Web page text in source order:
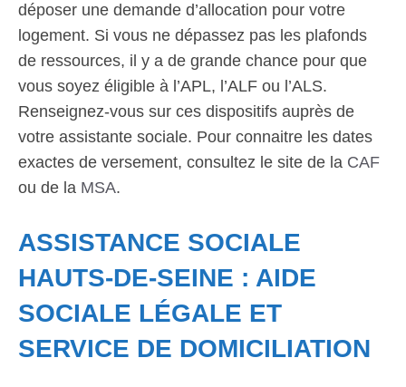
déposer une demande d’allocation pour votre
logement. Si vous ne dépassez pas les plafonds
de ressources, il y a de grande chance pour que
vous soyez éligible à l’APL, l’ALF ou l’ALS.
Renseignez-vous sur ces dispositifs auprès de
votre assistante sociale. Pour connaitre les dates
exactes de versement, consultez le site de la CAF
ou de la MSA.
ASSISTANCE SOCIALE
HAUTS-DE-SEINE : AIDE
SOCIALE LÉGALE ET
SERVICE DE DOMICILIATION